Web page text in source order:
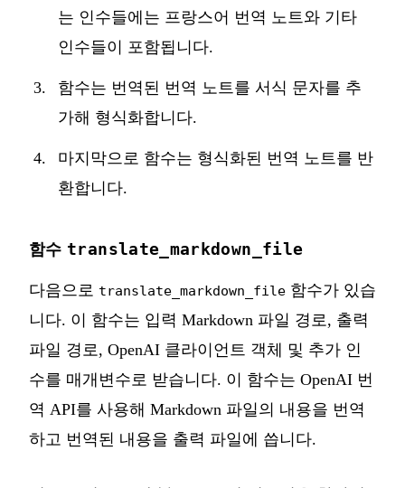
는 인수들에는 프랑스어 번역 노트와 기타
인수들이 포함됩니다.
함수는 번역된 번역 노트를 서식 문자를 추
가해 형식화합니다.
마지막으로 함수는 형식화된 번역 노트를 반
환합니다.
함수 translate_markdown_file
다음으로 translate_markdown_file 함수가 있습
니다. 이 함수는 입력 Markdown 파일 경로, 출력
파일 경로, OpenAI 클라이언트 객체 및 추가 인
수를 매개변수로 받습니다. 이 함수는 OpenAI 번
역 API를 사용해 Markdown 파일의 내용을 번역
하고 번역된 내용을 출력 파일에 씁니다.